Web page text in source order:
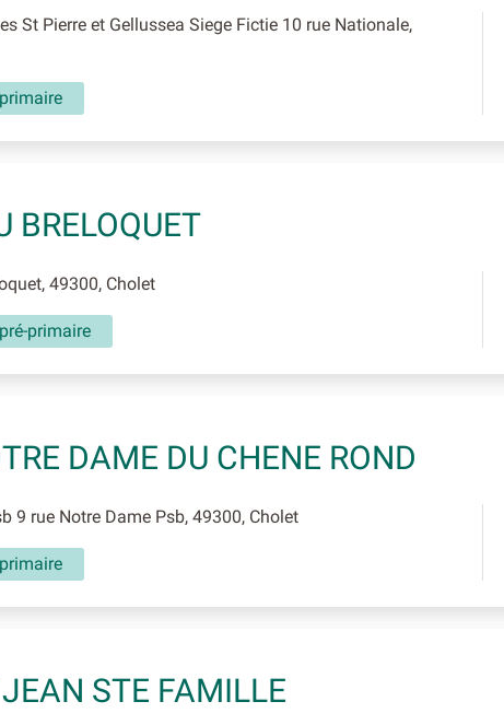
St Pierre et Gellussea Siege Fictie 10 rue Nationale,
BRELOQUET
49300, Cholet
primaire
DAME DU CHENE ROND
9 rue Notre Dame Psb, 49300, Cholet
STE FAMILLE